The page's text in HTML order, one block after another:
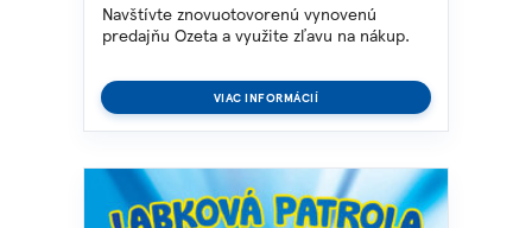
Navštívte znovuotovorenú vynovenú
predajňu Ozeta a využite zľavu na nákup.
VIAC INFORMÁCIÍ